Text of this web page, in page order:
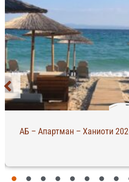
АБ – Апартман – Ханиоти